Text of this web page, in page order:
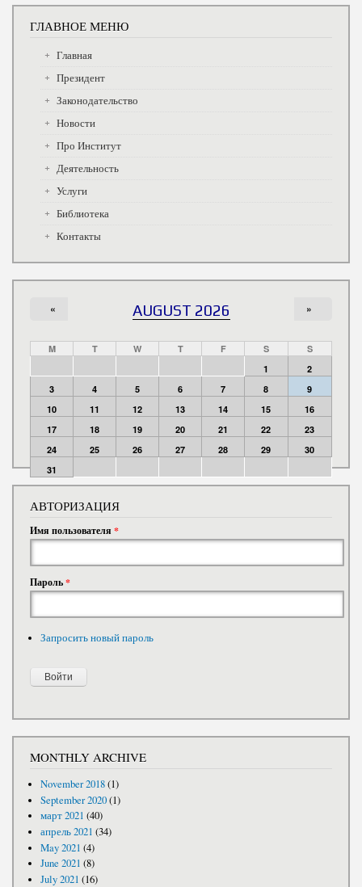
ГЛАВНОЕ МЕНЮ
Главная
Президент
Законодательство
Новости
Про Институт
Деятельность
Услуги
Библиотека
Контакты
AUGUST 2026
« »
M T W T F S
S
1
2
3
4 5 6 7 8
9
10
11 12 13 14 15
16
17
18 19 20 21 22
23
24
25 26 27 28 29
30
31
АВТОРИЗАЦИЯ
Имя пользователя *
Пароль*
Запросить новый пароль
MONTHLY ARCHIVE
November 2018(1)
September 2020(1)
март 2021 (40)
апрель 2021 (34)
May 2021 (4)
June 2021 (8)
July 2021 (16)